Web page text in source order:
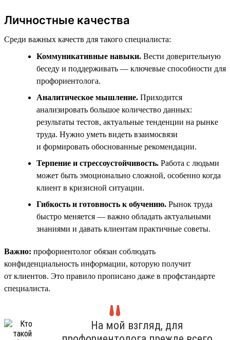
Личностные качества
Среди важных качеств для такого специалиста:
Коммуникативные навыки. Вести доверительную
беседу и поддерживать — ключевые способности для
профориентолога.
Аналитическое мышление. Приходится
анализировать большое количество данных:
результаты тестов, актуальные тенденции на рынке
труда. Нужно уметь видеть взаимосвязи
и формировать обоснованные рекомендации.
Терпение и стрессоустойчивость. Работа с людьми
может быть эмоционально сложной, особенно когда
клиент в кризисной ситуации.
Гибкость и готовность к обучению. Рынок труда
быстро меняется — важно обладать актуальными
знаниями и давать клиентам практичные советы.
Важно: профориентолог обязан соблюдать
конфиденциальность информации, которую получит
от клиентов. Это правило прописано даже в профстандарте
специалиста.
На мой взгляд, для